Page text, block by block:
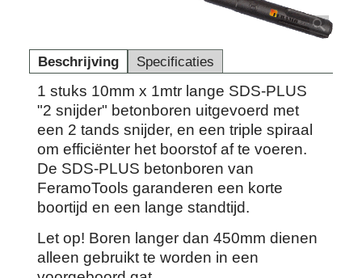
Beschrijving Specificaties
1 stuks 10mm x 1mtr lange SDS-PLUS
"2 snijder" betonboren uitgevoerd met
een 2 tands snijder, en een triple spiraal
om efficiënter het boorstof af te voeren.
De SDS-PLUS betonboren van
FeramoTools garanderen een korte
boortijd en een lange standtijd.
Let op! Boren langer dan 450mm dienen
alleen gebruikt te worden in een